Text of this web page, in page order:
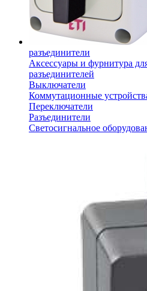
разъединители
Аксессуары и фурнитура
разъединителей
Выключатели
Коммутационные
Переключатели
Разъединители
Светосигнальное